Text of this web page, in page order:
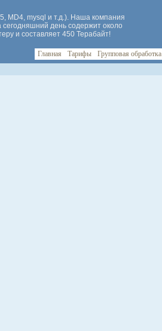
MD4, mysql и т.д.). Наша компания
день содержит около
и составляет 450 Терабайт!
Главная Тарифы Групповая обработка